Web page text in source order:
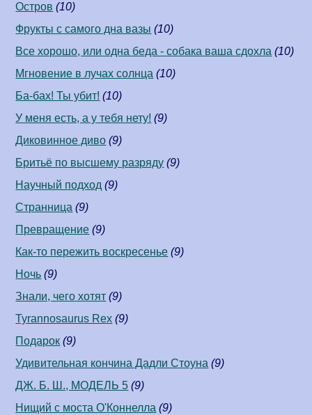
Остров (10)
Фрукты с самого дна вазы (10)
Все хорошо, или одна беда - собака ваша сдохла (10)
Мгновение в лучах солнца (10)
Ба-бах! Ты убит! (10)
У меня есть, а у тебя нету! (9)
Диковинное диво (9)
Бритьё по высшему разряду (9)
Научный подход (9)
Странница (9)
Превращение (9)
Как-то пережить воскресенье (9)
Ночь (9)
Знали, чего хотят (9)
Tyrannosaurus Rex (9)
Подарок (9)
Удивительная кончина Дадли Стоуна (9)
ДЖ. Б. Ш., МОДЕЛЬ 5 (9)
Нищий с моста О'Коннелла (9)